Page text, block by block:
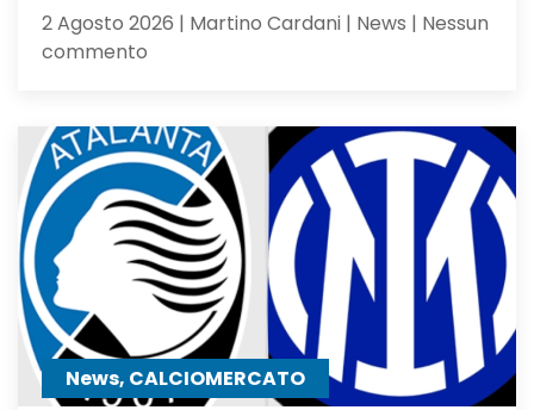
2 Agosto 2026 | Martino Cardani | News | Nessun
commento
2-
1:
la
Dea
non
sfigura,
ma
perde
contro
gli
News, CALCIOMERCATO